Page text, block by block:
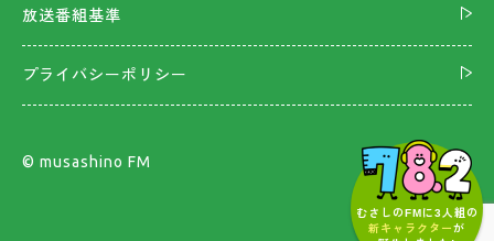
むさしのFMに3人組の
新キャラクターが
放送番組基準
プライバシーポリシー
©︎ musashino FM